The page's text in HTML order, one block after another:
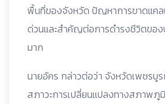
พื้นที่ของจังหวัด ปัญหาการขาดแคล
ด่วนและสำคัญต่อการดำรงชีวิตของ
มาก
นายอัคร กล่าวต่อว่า จังหวัดเพชรบู
สภาวะการเปลี่ยนแปลงทางสภาพภู